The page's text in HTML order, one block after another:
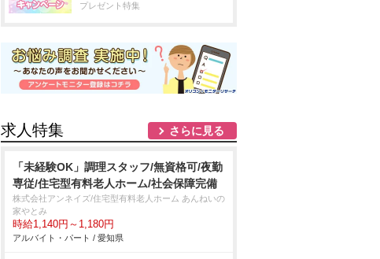
プレゼント特集
求人特集 さらに見る
「未経験OK」調理スタッフ/無資格可/夜勤
専従/住宅型有料老人ホーム/社会保障完備
株式会社アンネイズ/住宅型有料老人ホーム あんねいの
家やとみ
時給1,140円～1,180円
アルバイト・パート / 愛知県